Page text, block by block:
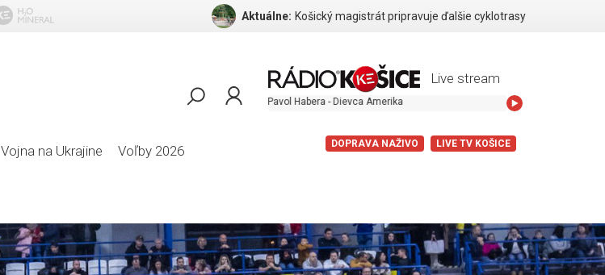
Aktuálne: Košický magistrát pripravuje ďalšie cyklotrasy
Vojna na Ukrajine
Voľby 2026
Live stream
Pavol Habera - Dievca Amerika
DOPRAVA NAŽIVO LIVE TV KOŠICE